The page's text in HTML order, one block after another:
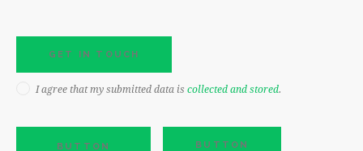
I agree that my submitted data is collected and stored.
BUTTON BUTTON